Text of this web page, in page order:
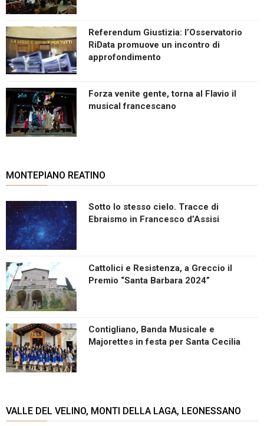
Referendum Giustizia: l’Osservatorio
RiData promuove un incontro di
approfondimento
Forza venite gente, torna al Flavio il
musical francescano
MONTEPIANO REATINO
Sotto lo stesso cielo. Tracce di
Ebraismo in Francesco d’Assisi
Cattolici e Resistenza, a Greccio il
Premio “Santa Barbara 2024”
Contigliano, Banda Musicale e
Majorettes in festa per Santa Cecilia
VALLE DEL VELINO, MONTI DELLA LAGA, LEONESSANO